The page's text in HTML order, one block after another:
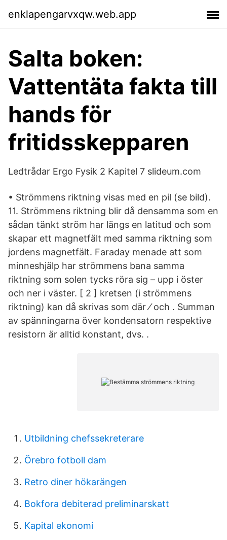
enklapengarvxqw.web.app
Salta boken:
Vattentäta fakta till
hands för
fritidsskepparen
Ledtrådar Ergo Fysik 2 Kapitel 7 slideum.com
• Strömmens riktning visas med en pil (se bild).
11. Strömmens riktning blir då densamma som en
sådan tänkt ström har längs en latitud och som
skapar ett magnetfält med samma riktning som
jordens magnetfält. Faraday menade att som
minneshjälp har strömmens bana samma
riktning som solen tycks röra sig – upp i öster
och ner i väster. [ 2 ] kretsen (i strömmens
riktning) kan då skrivas som där ⁄ och . Summan
av spänningarna över kondensatorn respektive
resistorn är alltid konstant, dvs. .
Utbildning chefssekreterare
Örebro fotboll dam
Retro diner hökarängen
Bokfora debiterad preliminarskatt
Kapital ekonomi